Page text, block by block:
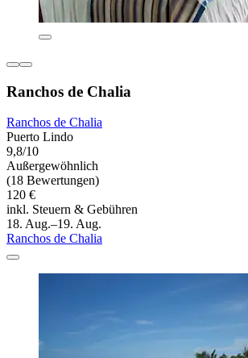
Ranchos de Chalia
Ranchos de Chalia
Puerto Lindo
9,8/10
Außergewöhnlich
(18 Bewertungen)
120 €
inkl. Steuern & Gebühren
18. Aug.–19. Aug.
Ranchos de Chalia